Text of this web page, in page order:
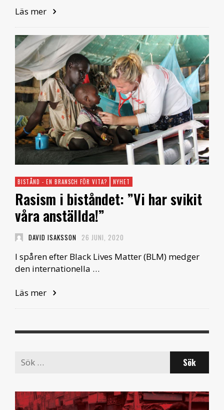
Läs mer
BISTÅND - EN BRANSCH FÖR VITA? NYHET
Rasism i biståndet: ”Vi har svikit
våra anställda!”
DAVID ISAKSSON 26 JUNI, 2020
I spåren efter Black Lives Matter (BLM) medger
den internationella …
Läs mer
Search
for: